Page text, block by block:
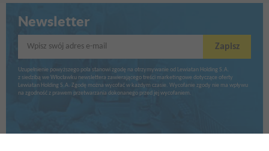
Newsletter
Wpisz swój adres e-mail Zapisz
Uzupełnienie powyższego pola stanowi zgodę na otrzymywanie od Lewiatan Holding S.A.
z siedzibą we Włocławku newslettera zawierającego treści marketingowe dotyczące oferty
Lewiatan Holding S.A. Zgodę można wycofać w każdym czasie. Wycofanie zgody nie ma wpływu
na zgodność z prawem przetwarzania dokonanego przed jej wycofaniem.